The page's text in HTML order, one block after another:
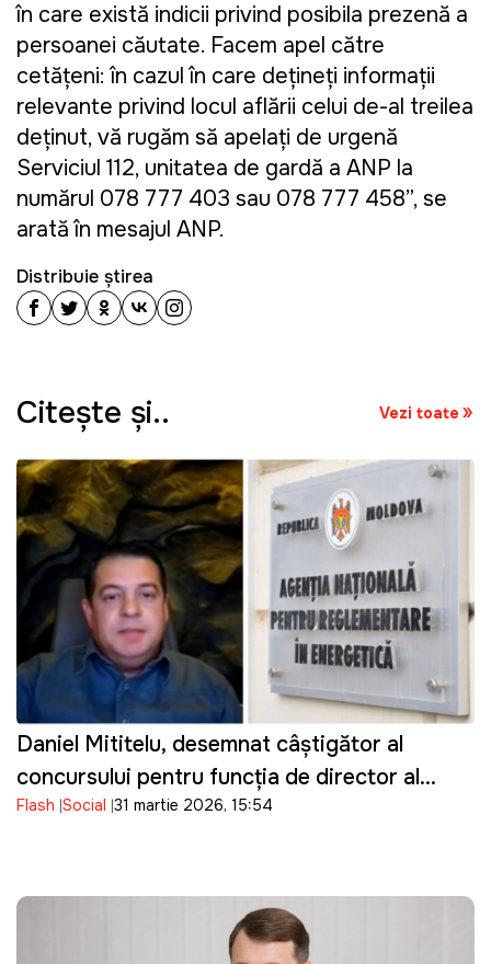
în care există indicii privind posibila prezență a
persoanei căutate. Facem apel către
cetățeni: în cazul în care dețineți informații
relevante privind locul aflării celui de-al treilea
deținut, vă rugăm să apelați de urgență
Serviciul 112, unitatea de gardă a ANP la
numărul 078 777 403 sau 078 777 458”, se
arată în mesajul ANP.
Distribuie știrea
Citeşte şi.. Vezi toate
Daniel Mititelu, desemnat câștigător al
concursului pentru funcția de director al
ANRE
Flash Social 31 martie 2026, 15:54